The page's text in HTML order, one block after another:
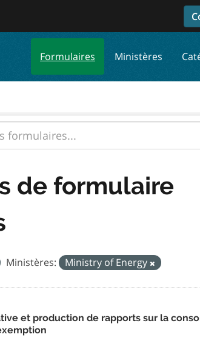
Formulaires Ministères
de formulaire
Ministères: Ministry of Energy
et production de rapports sur la